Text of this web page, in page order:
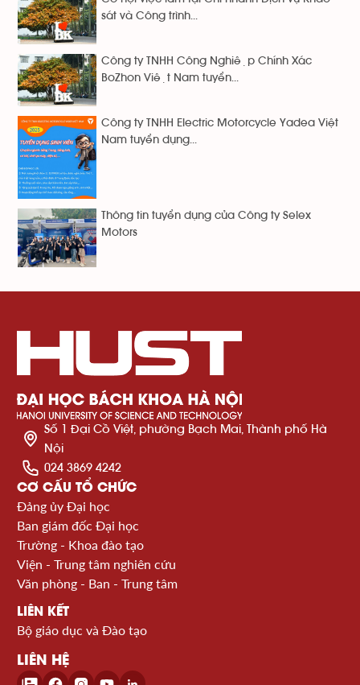
sát và Công trình...
Công ty TNHH Công Nghiệp Chính Xác
BoZhon Việt Nam tuyển...
Công ty TNHH Electric Motorcycle Yadea Việt
Nam tuyển dụng...
Thông tin tuyển dụng của Công ty Selex
Motors
Số 1 Đại Cồ Việt, phường Bạch Mai, Thành phố Hà
Nội
024 3869 4242
CƠ CẤU TỔ CHỨC
Đảng ủy Đại học
Ban giám đốc Đại học
Trường - Khoa đào tạo
Viện - Trung tâm nghiên cứu
Văn phòng - Ban - Trung tâm
LIÊN KẾT
Bộ giáo dục và Đào tạo
LIÊN HỆ